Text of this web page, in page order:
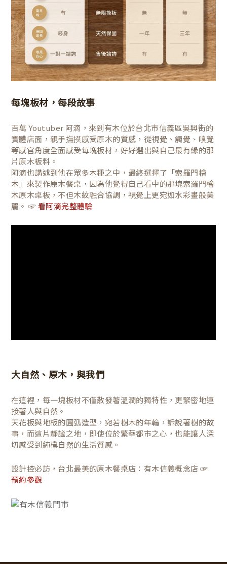
每塊板材，每段故事
百萬 Youtuber 阿滴，來到有木位於台北市信義區吳興街的
實體店面，親手撫摸感受原木的質感，從視覺、觸覺、嗅覺
等感官角度全面感受每塊板材，好好選出與自己最有緣的那
片原木板料。
阿滴也講述到他在眾多木種之中，最終選擇了「索羅門檜
木」來製作原木餐桌，因為他覺得自己看中的那塊索羅門檜
木原木桌板，不但木紋融合協調，視覺上更宛如水彩畫般美
麗。 ☞ 看阿滴完整體驗
大自然、原木，與我們
在這裡，每一塊板材不僅散發著溫潤的獨特性，更緊密地連
接著人與自然。
天花板與地板的圓弧造型，宛若樹木的年輪，訴說著樹的故
事，而這片靜謐之地，即使位於繁華都市之心，也能讓人深
切感受到純樸自然的生活質感。
設計控必訪，台北最美的原木餐桌店：有木信義概念店 ☞
預約參觀